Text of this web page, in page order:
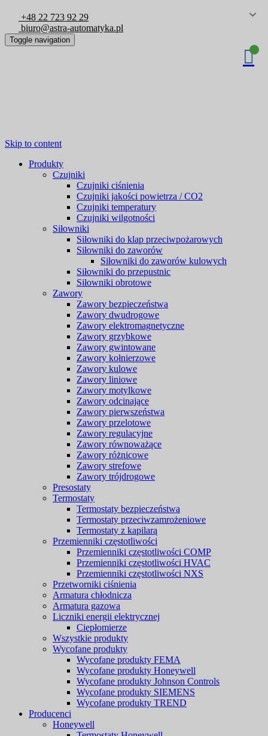
+48 22 723 92 29
biuro@astra-automatyka.pl
Toggle navigation
Skip to content
Produkty
Czujniki
Czujniki ciśnienia
Czujniki jakości powietrza / CO2
Czujniki temperatury
Czujniki wilgotności
Siłowniki
Siłowniki do klap przeciwpożarowych
Siłowniki do zaworów
Siłowniki do zaworów kulowych
Siłowniki do przepustnic
Siłowniki obrotowe
Zawory
Zawory bezpieczeństwa
Zawory dwudrogowe
Zawory elektromagnetyczne
Zawory grzybkowe
Zawory gwintowane
Zawory kołnierzowe
Zawory kulowe
Zawory liniowe
Zawory motylkowe
Zawory odcinające
Zawory pierwszeństwa
Zawory przelotowe
Zawory regulacyjne
Zawory równoważące
Zawory różnicowe
Zawory strefowe
Zawory trójdrogowe
Presostaty
Termostaty
Termostaty bezpieczeństwa
Termostaty przeciwzamrożeniowe
Termostaty z kapilarą
Przemienniki częstotliwości
Przemienniki częstotliwości COMP
Przemienniki częstotliwości HVAC
Przemienniki częstotliwości NXS
Przetworniki ciśnienia
Armatura chłodnicza
Armatura gazowa
Liczniki energii elektrycznej
Ciepłomierze
Wszystkie produkty
Wycofane produkty
Wycofane produkty FEMA
Wycofane produkty Honeywell
Wycofane produkty Johnson Controls
Wycofane produkty SIEMENS
Wycofane produkty TREND
Producenci
Honeywell